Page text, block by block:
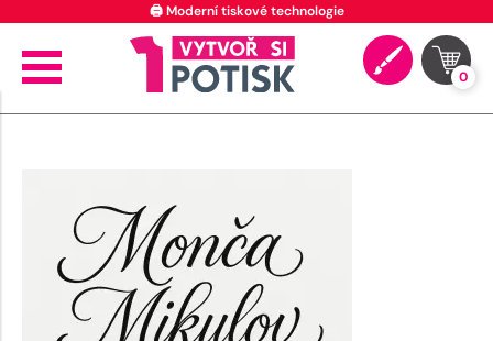
🖨️ Moderní tiskové technologie
0